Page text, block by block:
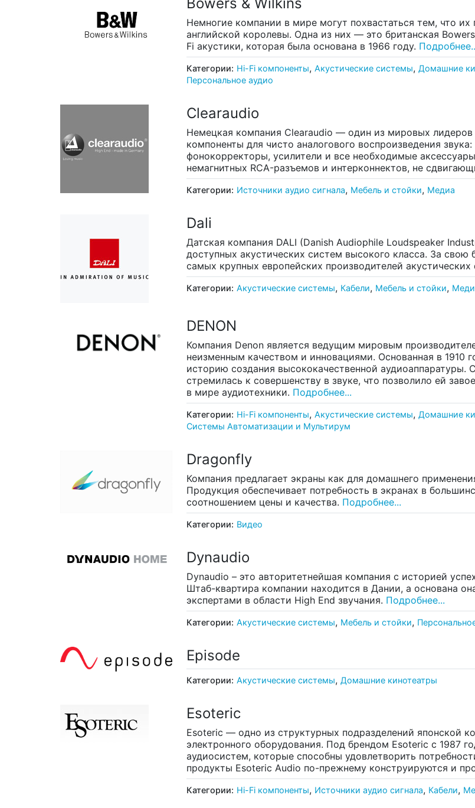
Немногие компании в мире могут похвастаться тем, что
английской королевы. Одна из них — это британская
Fi акустики, которая была основана в 1966 году.
Категории: Hi-Fi компоненты, Акустические системы, Домашние
Персональное аудио
Clearaudio
Немецкая компания Clearaudio — один из мировых лидеров
компоненты для чисто аналогового воспроизведения
фонокорректоры, усилители и все необходимые
немагнитных RCA-разъемов и интерконнектов, не
Категории: Источники аудио сигнала, Мебель и стойки, Медиа
Dali
Датская компания DALI (Danish Audiophile Loudspeaker
доступных акустических систем высокого класса. За
самых крупных европейских производителей акустических
Категории: Акустические системы, Кабели, Мебель и стойки,
DENON
Компания Denon является ведущим мировым
неизменным качеством и инновациями. Основанная в 1910
историю создания высококачественной аудиоаппаратуры.
стремилась к совершенству в звуке, что позволило ей
в мире аудиотехники. Подробнее...
Категории: Hi-Fi компоненты, Акустические системы, Домашние
Системы Автоматизации и Мультирум
Dragonfly
Компания предлагает экраны как для домашнего
Продукция обеспечивает потребность в экранах в
соотношением цены и качества. Подробнее...
Категории: Видео
Dynaudio
Dynaudio – это авторитетнейшая компания с историей
Штаб-квартира компании находится в Дании, а основана
экспертами в области High End звучания. Подробнее...
Категории: Акустические системы, Мебель и стойки,
Episode
Категории: Акустические системы, Домашние кинотеатры
Esoteric
Esoteric — одно из структурных подразделений японской
электронного оборудования. Под брендом Esoteric с 1987
аудиосистем, которые способны удовлетворить
продукты Esoteric Audio по-прежнему конструируются и
Категории: Hi-Fi компоненты, Источники аудио сигнала, Кабели,